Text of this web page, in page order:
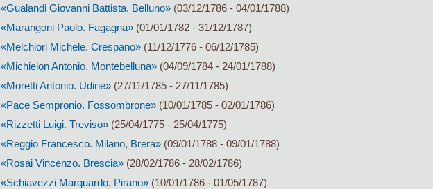
«Gualandi Giovanni Battista. Belluno»(03/12/1786 - 04/01/1788)
«Marangoni Paolo. Fagagna»(01/01/1782 - 31/12/1787)
«Melchiori Michele. Crespano»(11/12/1776 - 06/12/1785)
«Michielon Antonio. Montebelluna»(04/09/1784 - 24/01/1788)
«Moretti Antonio. Udine»(27/11/1785 - 27/11/1785)
«Pace Sempronio. Fossombrone»(10/01/1785 - 02/01/1786)
«Rizzetti Luigi. Treviso»(25/04/1775 - 25/04/1775)
«Reggio Francesco. Milano, Brera»(09/01/1788 - 09/01/1788)
«Rosai Vincenzo. Brescia»(28/02/1786 - 28/02/1786)
«Schiavezzi Marquardo. Pirano»(10/01/1786 - 01/05/1787)